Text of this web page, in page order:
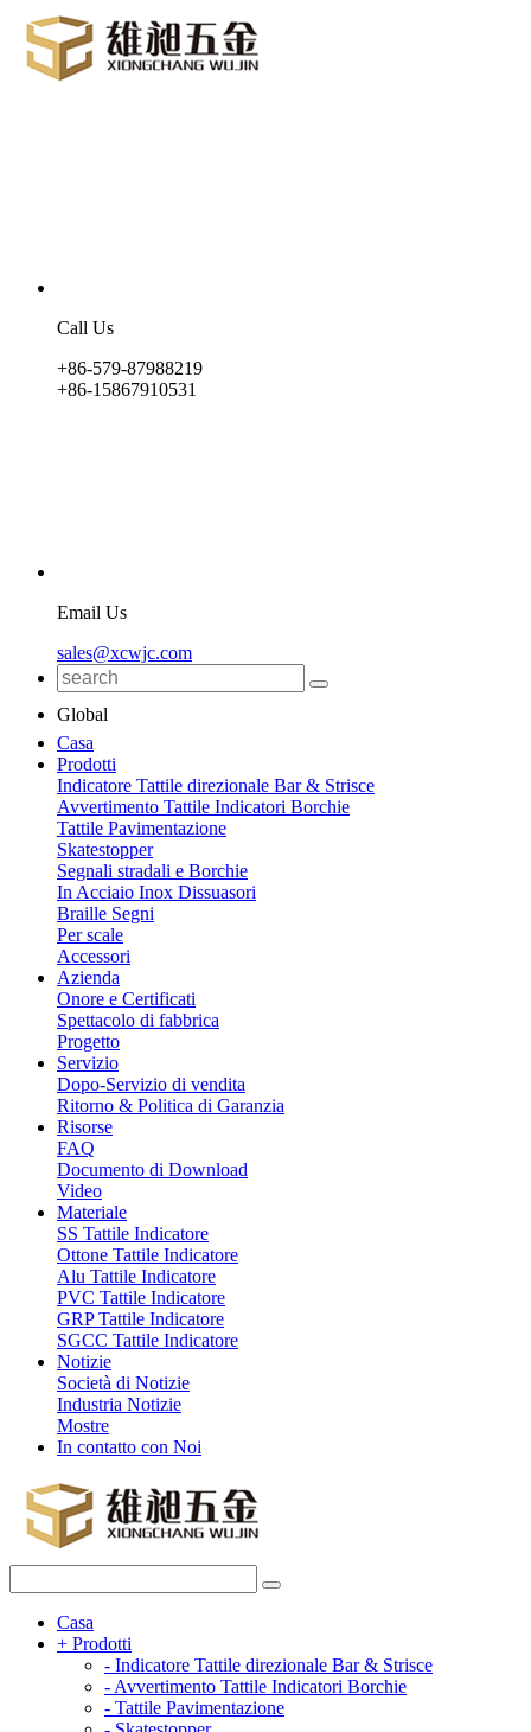
Call Us
+86-579-87988219
+86-15867910531
Email Us
sales@xcwjc.com
Global
Casa
Prodotti
Indicatore Tattile direzionale Bar & Strisce
Avvertimento Tattile Indicatori Borchie
Tattile Pavimentazione
Skatestopper
Segnali stradali e Borchie
In Acciaio Inox Dissuasori
Braille Segni
Per scale
Accessori
Azienda
Onore e Certificati
Spettacolo di fabbrica
Progetto
Servizio
Dopo-Servizio di vendita
Ritorno & Politica di Garanzia
Risorse
FAQ
Documento di Download
Video
Materiale
SS Tattile Indicatore
Ottone Tattile Indicatore
Alu Tattile Indicatore
PVC Tattile Indicatore
GRP Tattile Indicatore
SGCC Tattile Indicatore
Notizie
Società di Notizie
Industria Notizie
Mostre
In contatto con Noi
Casa
+ Prodotti
- Indicatore Tattile direzionale Bar & Strisce
- Avvertimento Tattile Indicatori Borchie
- Tattile Pavimentazione